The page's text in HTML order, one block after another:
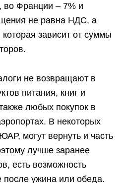
во Франции – 7% и
не равна НДС, а
которая зависит от суммы
не возвращают в
питания, книг и
любых покупок в
В некоторых
могут вернуть и часть
лучше заранее
есть возможность
после ужина или обеда.